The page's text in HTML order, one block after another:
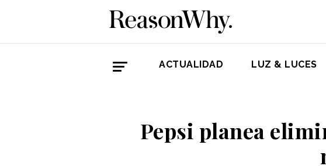
ACTUALIDAD LUZ & LUCES
Pepsi planea